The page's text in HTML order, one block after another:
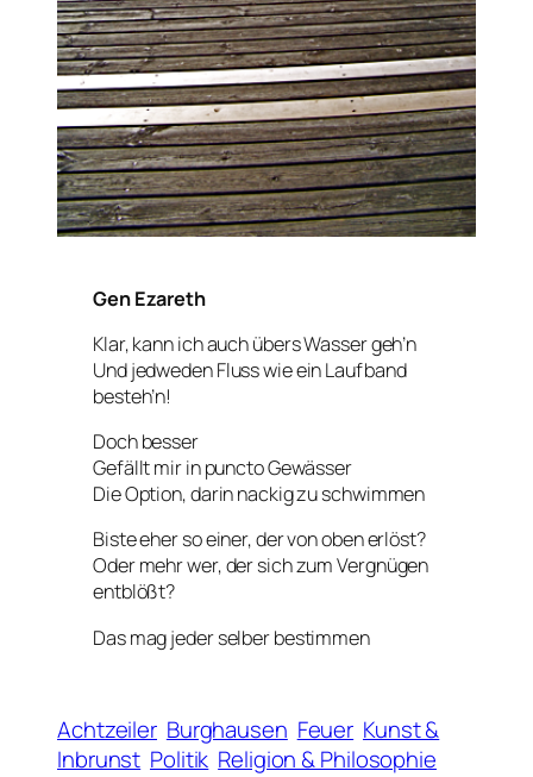
Gen Ezareth
Klar, kann ich auch übers Wasser geh’n
Und jedweden Fluss wie ein Laufband
besteh’n!
Doch besser
Gefällt mir in puncto Gewässer
Die Option, darin nackig zu schwimmen
Biste eher so einer, der von oben erlöst?
Oder mehr wer, der sich zum Vergnügen
entblößt?
Das mag jeder selber bestimmen
Achtzeiler Burghausen Feuer Kunst &
Inbrunst Politik Religion & Philosophie